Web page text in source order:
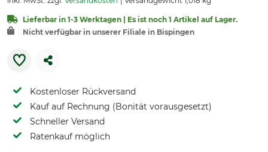
Lieferbar in 1-3 Werktagen | Es ist noch 1 Artikel auf Lager.
Nicht verfügbar in unserer Filiale in Bispingen
Kostenloser Rückversand
Kauf auf Rechnung (Bonität vorausgesetzt)
Schneller Versand
Ratenkauf möglich